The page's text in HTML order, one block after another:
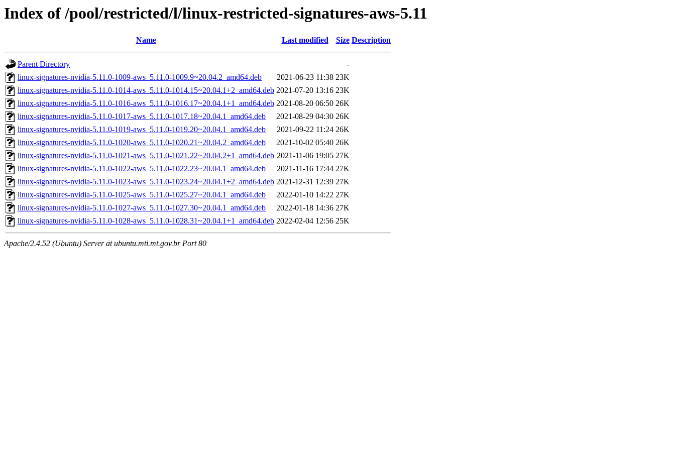
Index of /pool/restricted/l/linux-restricted-signatures-aws-5.11
Name Last modified Size Description
Parent Directory
-
linux-signatures-nvidia-5.11.0-1009-aws_5.11.0-1009.9~20.04.2_amd64.deb
2021-06-23 11:38 23K
linux-signatures-nvidia-5.11.0-1014-aws_5.11.0-1014.15~20.04.1+2_amd64.deb 2021-07-20 13:16 23K
linux-signatures-nvidia-5.11.0-1016-aws_5.11.0-1016.17~20.04.1+1_amd64.deb 2021-08-20 06:50 26K
linux-signatures-nvidia-5.11.0-1017-aws_5.11.0-1017.18~20.04.1_amd64.deb
2021-08-29 04:30 26K
linux-signatures-nvidia-5.11.0-1019-aws_5.11.0-1019.20~20.04.1_amd64.deb
2021-09-22 11:24 26K
linux-signatures-nvidia-5.11.0-1020-aws_5.11.0-1020.21~20.04.2_amd64.deb
2021-10-02 05:40 26K
linux-signatures-nvidia-5.11.0-1021-aws_5.11.0-1021.22~20.04.2+1_amd64.deb 2021-11-06 19:05 27K
linux-signatures-nvidia-5.11.0-1022-aws_5.11.0-1022.23~20.04.1_amd64.deb
2021-11-16 17:44 27K
linux-signatures-nvidia-5.11.0-1023-aws_5.11.0-1023.24~20.04.1+2_amd64.deb 2021-12-31 12:39 27K
linux-signatures-nvidia-5.11.0-1025-aws_5.11.0-1025.27~20.04.1_amd64.deb
2022-01-10 14:22 27K
linux-signatures-nvidia-5.11.0-1027-aws_5.11.0-1027.30~20.04.1_amd64.deb
2022-01-18 14:36 27K
linux-signatures-nvidia-5.11.0-1028-aws_5.11.0-1028.31~20.04.1+1_amd64.deb 2022-02-04 12:56 25K
Apache/2.4.52 (Ubuntu) Server at ubuntu.mti.mt.gov.br Port 80